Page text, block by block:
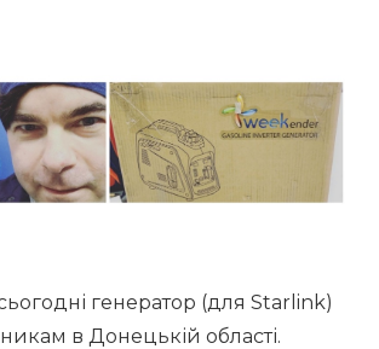
генератор (для Starlink)
в Донецькій області.